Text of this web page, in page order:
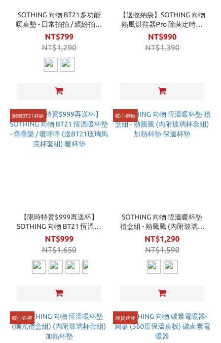
SOTHING 向物 BT21多功能
暖桌墊 - 日常拍拍 / 繽紛拍拍
加大滑鼠墊 四季適用
NT$799
NT$1,290
【送收納袋】SOTHING 向物
熱風烘鞋器Pro 除菌定時版
摺疊烘鞋機
NT$990
NT$1,390
附贈BT21杯組
【限時特賣$999再送杯】
SOTHING 向物 BT21 恆溫暖
杯墊 - 疊疊樂 / 暖呼呼 (送
BT21玻璃馬克杯套組) 暖杯
墊
NT$999
NT$1,650
暖心禮物
SOTHING 向物 恆溫暖杯墊
禮盒組 - 熱騰騰 (內附玻璃杯
套組) 加熱杯墊 保溫杯墊
NT$1,290
NT$1,590
暖心送禮 現貨速發